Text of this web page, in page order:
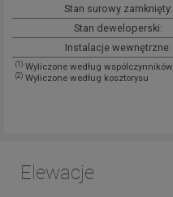
Stan surowy zamknięty:
Stan deweloperski:
Instalacje wewnętrzne:
(1) Wyliczone według współczynników
(2) Wyliczone według kosztorysu
Elewacje